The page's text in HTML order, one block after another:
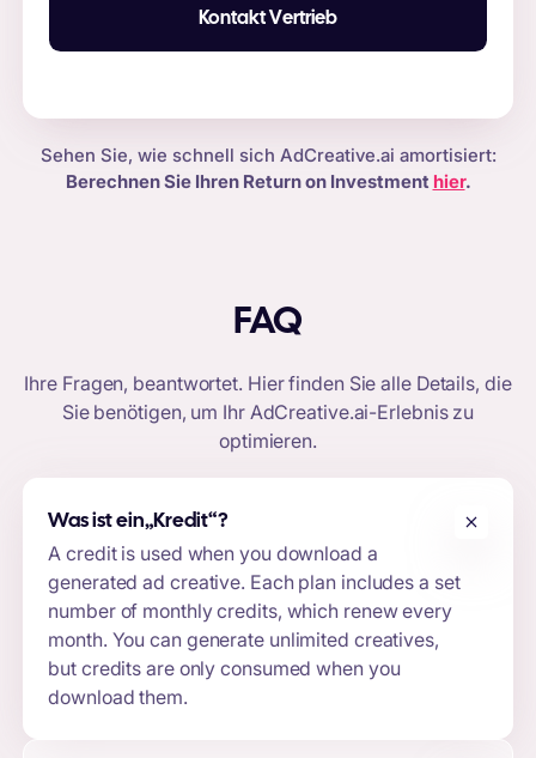
Kontakt Vertrieb
Sehen Sie, wie schnell sich AdCreative.ai amortisiert:
Berechnen Sie Ihren Return on Investment hier.
FAQ
Ihre Fragen, beantwortet. Hier finden Sie alle Details, die
Sie benötigen, um Ihr AdCreative.ai-Erlebniszu
optimieren.
Was ist ein„Kredit“?
A credit is used when you download a
generated ad creative. Each plan includes a set
number of monthly credits, which renew every
month. You can generate unlimited creatives,
but credits are only consumed when you
download them.